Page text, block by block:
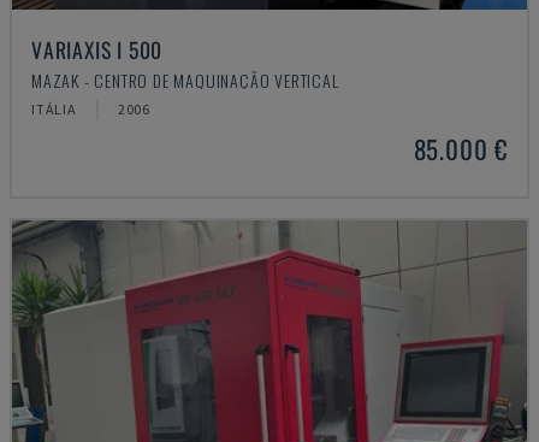
VARIAXIS I 500
MAZAK - CENTRO DE MAQUINAÇÃO VERTICAL
ITÁLIA 2006
85.000 €